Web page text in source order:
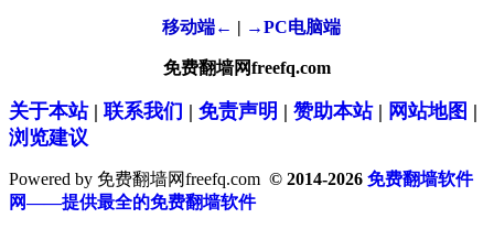
移动端← | →PC电脑端
免费翻墙网freefq.com
关于本站| 联系我们 | 免责声明 | 赞助本站| 网站地图 |
浏览建议
Powered by 免费翻墙网freefq.com © 2014-2026 免费翻墙软件
网——提供最全的免费翻墙软件